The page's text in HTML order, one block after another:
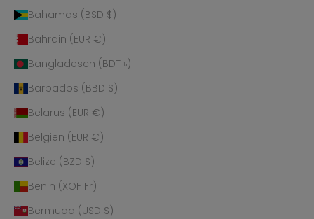
Bahamas (BSD $)
Bahrain (EUR €)
Bangladesch (BDT ৳)
Barbados (BBD $)
Belarus (EUR €)
Belgien (EUR €)
Belize (BZD $)
Benin (XOF Fr)
Bermuda (USD $)